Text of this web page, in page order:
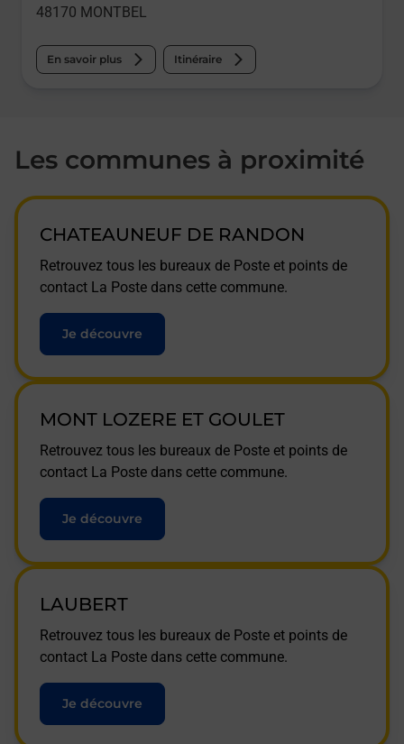
48170 MONTBEL
En savoir plus Itinéraire
Les communes à proximité
CHATEAUNEUF DE RANDON
Retrouvez tous les bureaux de Poste et points de
contact La Poste dans cette commune.
Je découvre
MONT LOZERE ET GOULET
Retrouvez tous les bureaux de Poste et points de
contact La Poste dans cette commune.
Je découvre
LAUBERT
Retrouvez tous les bureaux de Poste et points de
contact La Poste dans cette commune.
Je découvre